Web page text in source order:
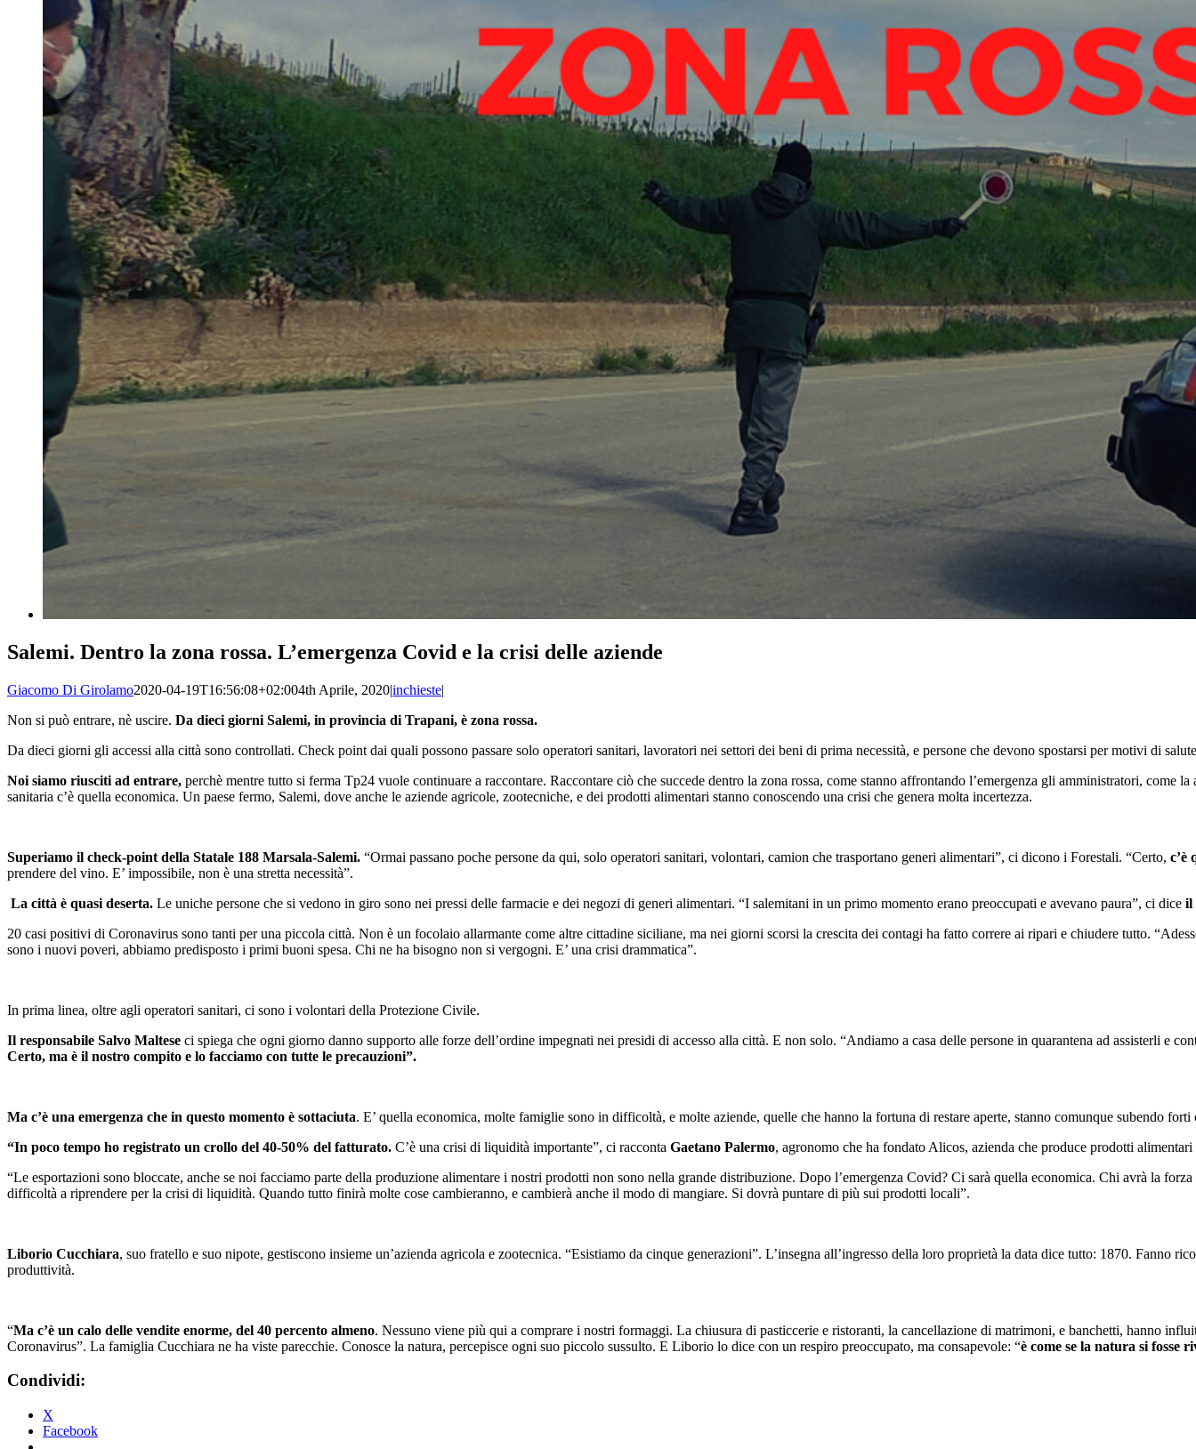
Salemi. Dentro la zona rossa. L’emergenza Covid e la crisi delle aziende
Giacomo Di Girolamo2020-04-19T16:56:08+02:004th Aprile, 2020|inchieste|
Non si può entrare, nè uscire. Da dieci giorni Salemi, in provincia di Trapani, è zona rossa.
Da dieci giorni gli accessi alla città sono controllati. Check point dai quali possono passare solo operatori sanitari, lavoratori nei settori dei beni di prima necessità, e persone che devono spostarsi per motivi di
Noi siamo riusciti ad entrare, perchè mentre tutto si ferma Tp24 vuole continuare a raccontare. Raccontare ciò che succede dentro la zona rossa, come stanno affrontando l’emergenza gli amministratori,
sanitaria c’è quella economica. Un paese fermo, Salemi, dove anche le aziende agricole, zootecniche, e dei prodotti alimentari stanno conoscendo una crisi che genera molta incertezza.
Superiamo il check-point della Statale 188 Marsala-Salemi. “Ormai passano poche persone da qui, solo operatori sanitari, volontari, camion che trasportano generi alimentari”, ci dicono i Forestali. “Certo, c’è
prendere del vino. E’ impossibile, non è una stretta necessità”.
La città è quasi deserta. Le uniche persone che si vedono in giro sono nei pressi delle farmacie e dei negozi di generi alimentari. “I salemitani in un primo momento erano preoccupati e avevano paura”, ci dice il
20 casi positivi di Coronavirus sono tanti per una piccola città. Non è un focolaio allarmante come altre cittadine siciliane, ma nei giorni scorsi la crescita dei contagi ha fatto correre ai ripari e chiudere tutto.
sono i nuovi poveri, abbiamo predisposto i primi buoni spesa. Chi ne ha bisogno non si vergogni. E’ una crisi drammatica”.
In prima linea, oltre agli operatori sanitari, ci sono i volontari della Protezione Civile.
Il responsabile Salvo Maltese ci spiega che ogni giorno danno supporto alle forze dell’ordine impegnati nei presidi di accesso alla città. E non solo. “Andiamo a casa delle persone in quarantena ad assisterli e
Certo, ma è il nostro compito e lo facciamo con tutte le precauzioni”.
Ma c’è una emergenza che in questo momento è sottaciuta. E’ quella economica, molte famiglie sono in difficoltà, e molte aziende, quelle che hanno la fortuna di restare aperte, stanno comunque subendo
“In poco tempo ho registrato un crollo del 40-50% del fatturato. C’è una crisi di liquidità importante”, ci racconta Gaetano Palermo, agronomo che ha fondato Alicos, azienda che produce prodotti
“Le esportazioni sono bloccate, anche se noi facciamo parte della produzione alimentare i nostri prodotti non sono nella grande distribuzione. Dopo l’emergenza Covid? Ci sarà quella economica. Chi avrà la
difficoltà a riprendere per la crisi di liquidità. Quando tutto finirà molte cose cambieranno, e cambierà anche il modo di mangiare. Si dovrà puntare di più sui prodotti locali”.
Liborio Cucchiara, suo fratello e suo nipote, gestiscono insieme un’azienda agricola e zootecnica. “Esistiamo da cinque generazioni”. L’insegna all’ingresso della loro proprietà la data dice tutto: 1870. Fanno
produttività.
“Ma c’è un calo delle vendite enorme, del 40 percento almeno. Nessuno viene più qui a comprare i nostri formaggi. La chiusura di pasticcerie e ristoranti, la cancellazione di matrimoni, e banchetti, hanno
Coronavirus”. La famiglia Cucchiara ne ha viste parecchie. Conosce la natura, percepisce ogni suo piccolo sussulto. E Liborio lo dice con un respiro preoccupato, ma consapevole: “è come se la natura si fosse
Condividi:
X
Facebook